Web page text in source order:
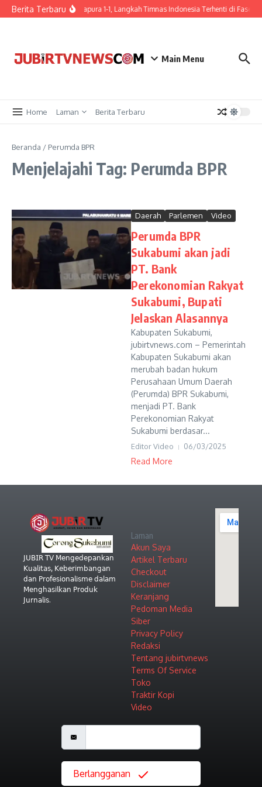
Berita TerbaruDitahan Singapura 1-1, Langkah Timnas Indonesia Terhenti di Fase
Main Menu
Home Laman Berita Terbaru
Beranda / Perumda BPR
Menjelajahi Tag: Perumda BPR
Daerah Parlemen Video
Perumda BPR
Sukabumi akan jadi
PT. Bank
Perekonomian Rakyat
Sukabumi, Bupati
Jelaskan Alasannya
Kabupaten Sukabumi,
jubirtvnews.com – Pemerintah
Kabupaten Sukabumi akan
merubah badan hukum
Perusahaan Umum Daerah
(Perumda) BPR Sukabumi,
menjadi PT. Bank
Perekonomian Rakyat
Sukabumi berdasar...
Editor Video 06/03/2025
Read More
𝖩𝖴𝖡𝖨𝖱 𝖳𝖵 𝖬𝖾𝗇𝗀𝖾𝖽𝖾𝗉𝖺𝗇𝗄𝖺𝗇
𝖪𝗎𝖺𝗅𝗂𝗍𝖺𝗌, 𝖪𝖾𝖻𝖾𝗋𝗂𝗆𝖻𝖺𝗇𝗀𝖺𝗇
𝖽𝖺𝗇 𝖯𝗋𝗈𝖿𝖾𝗌𝗂𝗈𝗇𝖺𝗅𝗂𝗌𝗆𝖾 𝖽𝖺𝗅𝖺𝗆
𝖬𝖾𝗇𝗀𝗁𝖺𝗌𝗂𝗅𝗄𝖺𝗇 𝖯𝗋𝗈𝖽𝗎𝗄
𝖩𝗎𝗋𝗇𝖺𝗅𝗂𝗌.
Laman
Akun Saya
Artikel Terbaru
Checkout
Disclaimer
Keranjang
Pedoman Media
Siber
Privacy Policy
Redaksi
Tentang jubirtvnews
Terms Of Service
Toko
Traktir Kopi
Video
Berlangganan